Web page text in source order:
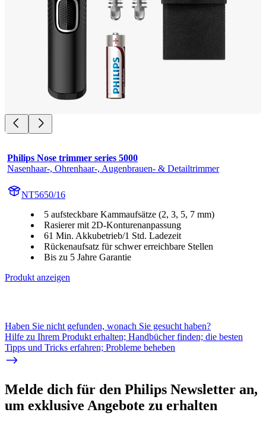
Philips Nose trimmer series 5000
Nasenhaar-, Ohrenhaar-, Augenbrauen- & Detailtrimmer
NT5650/16
5 aufsteckbare Kammaufsätze (2, 3, 5, 7 mm)
Rasierer mit 2D-Konturenanpassung
61 Min. Akkubetrieb/1 Std. Ladezeit
Rückenaufsatz für schwer erreichbare Stellen
Bis zu 5 Jahre Garantie
Produkt anzeigen
Haben Sie nicht gefunden, wonach Sie gesucht haben?
Hilfe zu Ihrem Produkt erhalten; Handbücher finden; die besten
Tipps und Tricks erfahren; Probleme beheben
Melde dich für den Philips Newsletter an,
um exklusive Angebote zu erhalten